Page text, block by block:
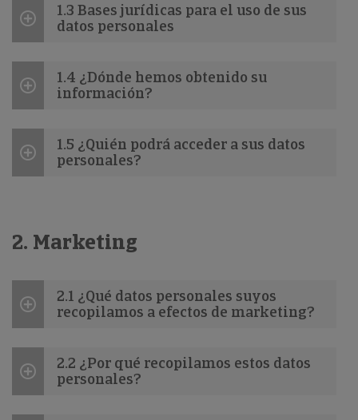
1.3 Bases jurídicas para el uso de sus
datos personales
1.4 ¿Dónde hemos obtenido su
información?
1.5 ¿Quién podrá acceder a sus datos
personales?
2. Marketing
2.1 ¿Qué datos personales suyos
recopilamos a efectos de marketing?
2.2 ¿Por qué recopilamos estos datos
personales?